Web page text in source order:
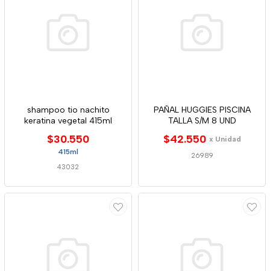
shampoo tio nachito
keratina vegetal 415ml
$30.550
415ml
43032
PAÑAL HUGGIES PISCINA
TALLA S/M 8 UND
$42.550 x Unidad
26989